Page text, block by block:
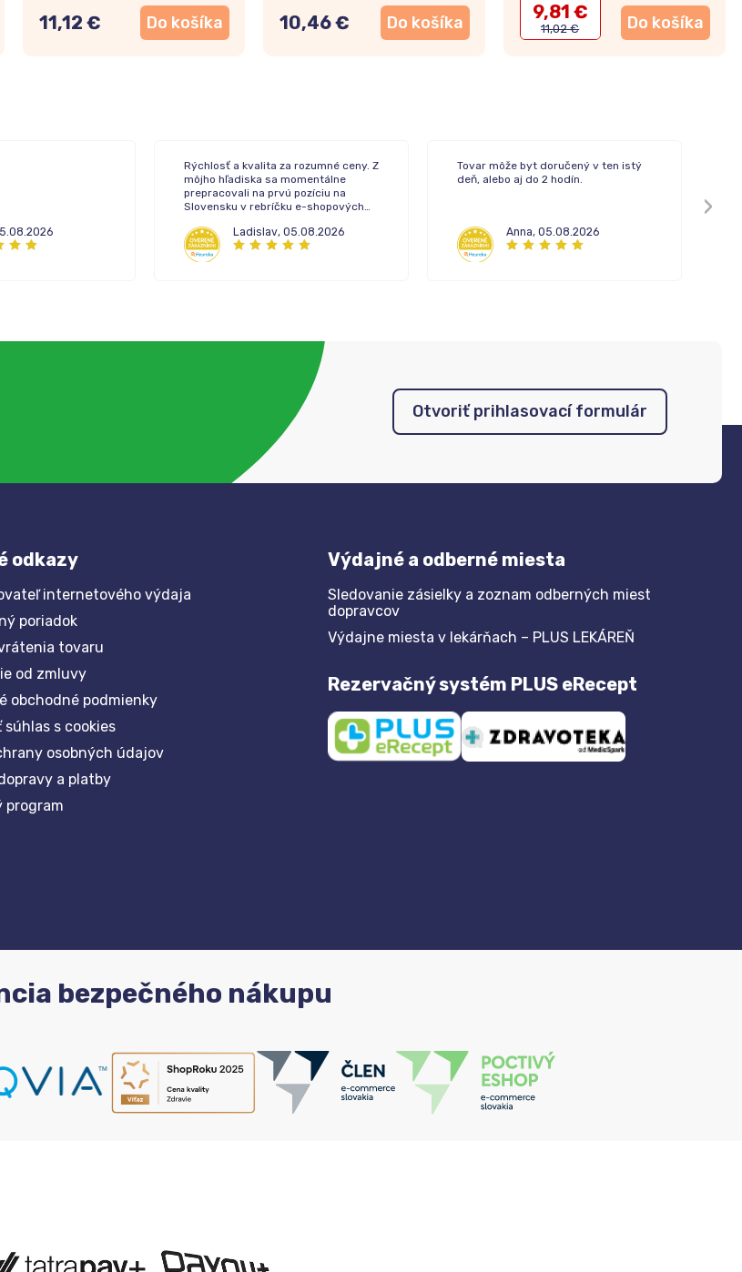
11,12 € Do košíka 10,46 € Do košíka 9,81 €
11,02 € Do košíka
Rýchlosť a kvalita za rozumné ceny. Z
môjho hľadiska sa momentálne
prepracovali na prvú pozíciu na
Slovensku v rebríčku e-shopových
Ladislav, 05.08.2026
Tovar môže byt doručený v ten istý
deň, alebo aj do 2 hodín.
Anna, 05.08.2026
Otvoriť prihlasovací formulár
odkazy
internetového výdaja
poriadok
tovaru
od zmluvy
obchodné podmienky
súhlas s cookies
osobných údajov
a platby
program
Výdajné a odberné miesta
Sledovanie zásielky a zoznam odberných miest
dopravcov
Výdajne miesta v lekárňach – PLUS LEKÁREŇ
Rezervačný systém PLUS eRecept
bezpečného nákupu